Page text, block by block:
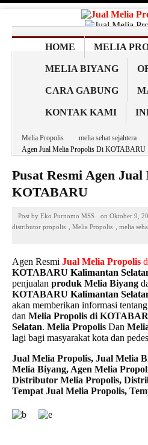
HOME MELIA
MELIA BIYANG
CARA GABUNG
KONTAK KAMI
Melia Propolis
melia sehat sejahtera
Agen Jual Melia Propolis Di KOTABARU
Pusat Resmi Agen
KOTABARU
Post by Eko Purnomo MSS on Oktober 9,
distributor propolis
Melia Propolis melia
Agen Resmi Jual Melia Propolis
KOTABARU Kalimantan
penjualan produk Melia Biyang
KOTABARU Kalimantan
akan memberikan informasi
dan Melia Propolis di
Selatan. Melia Propolis Dan
lagi bagi masyarakat kota dan
Jual Melia Propolis, Jual Melia
Melia Biyang, Agen Melia
Distributor Melia Propolis,
Tempat Jual Melia Propolis,